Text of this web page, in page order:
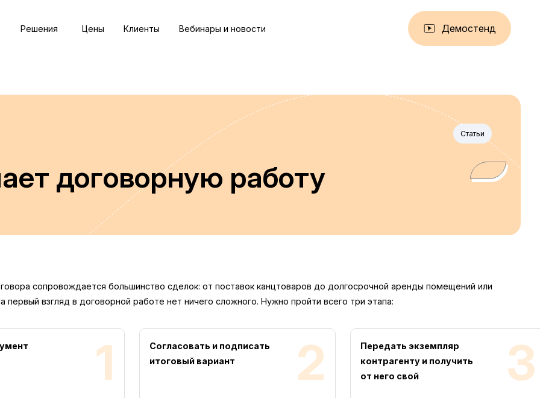
Решения Цены Клиенты Вебинары и новости Демостенд
Статьи
договорную работу
сопровождается большинство сделок: от поставок канцтоваров до долгосрочной аренды помещений или
первый взгляд в договорной работе нет ничего сложного. Нужно пройти всего три этапа:
1
Согласовать и подписать
итоговый вариант
2
Передать экземпляр
контрагенту и получить
от него свой
3